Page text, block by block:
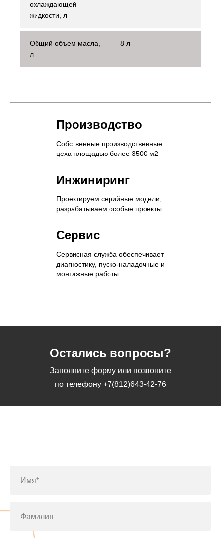
охлаждающей
жидкости, л
Общий объем масла,
л
8 л
Производство
Собственные производственные
цеха площадью более 3500 м2
Инжиниринг
Проектируем серийные модели,
разрабатываем особые проекты
Сервис
Сервисная служба обеспечивает
диагностику, пуско-наладочные и
монтажные работы
Остались вопросы?
Заполните форму или позвоните
по телефону +7(812)643-42-76
Имя*
Фамилия